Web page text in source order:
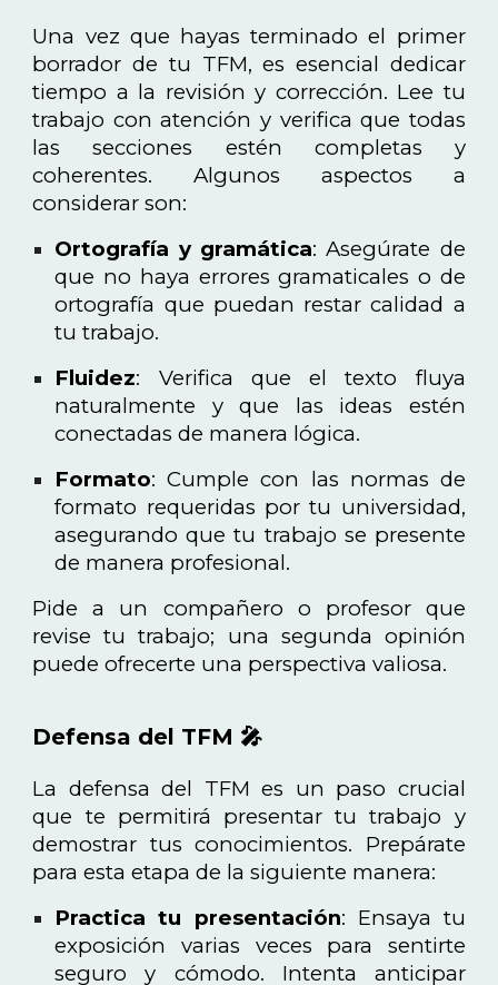
Una vez que hayas terminado el primer
borrador de tu TFM, es esencial dedicar
tiempo a la revisión y corrección. Lee tu
trabajo con atención y verifica que todas
las secciones estén completas y
coherentes. Algunos aspectos a
considerar son:
Ortografía y gramática: Asegúrate de
que no haya errores gramaticales o de
ortografía que puedan restar calidad a
tu trabajo.
Fluidez: Verifica que el texto fluya
naturalmente y que las ideas estén
conectadas de manera lógica.
Formato: Cumple con las normas de
formato requeridas por tu universidad,
asegurando que tu trabajo se presente
de manera profesional.
Pide a un compañero o profesor que
revise tu trabajo; una segunda opinión
puede ofrecerte una perspectiva valiosa.
Defensa del TFM 🎤
La defensa del TFM es un paso crucial
que te permitirá presentar tu trabajo y
demostrar tus conocimientos. Prepárate
para esta etapa de la siguiente manera:
Practica tu presentación: Ensaya tu
exposición varias veces para sentirte
seguro y cómodo. Intenta anticipar